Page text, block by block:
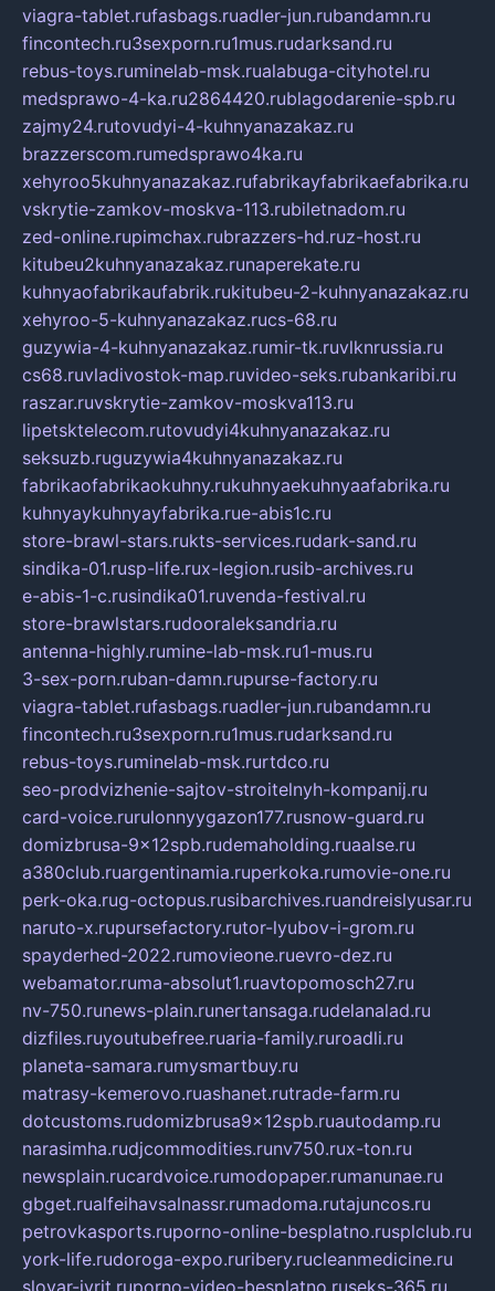
viagra-tablet.rufasbags.ruadler-jun.rubandamn.ru
fincontech.ru3sexporn.ru1mus.rudarksand.ru
rebus-toys.ruminelab-msk.rualabuga-cityhotel.ru
medsprawo-4-ka.ru2864420.rublagodarenie-spb.ru
zajmy24.rutovudyi-4-kuhnyanazakaz.ru
brazzerscom.rumedsprawo4ka.ru
xehyroo5kuhnyanazakaz.rufabrikayfabrikaefabrika.ru
vskrytie-zamkov-moskva-113.rubiletnadom.ru
zed-online.rupimchax.rubrazzers-hd.ruz-host.ru
kitubeu2kuhnyanazakaz.runaperekate.ru
kuhnyaofabrikaufabrik.rukitubeu-2-kuhnyanazakaz.ru
xehyroo-5-kuhnyanazakaz.rucs-68.ru
guzywia-4-kuhnyanazakaz.rumir-tk.ruvlknrussia.ru
cs68.ruvladivostok-map.ruvideo-seks.rubankaribi.ru
raszar.ruvskrytie-zamkov-moskva113.ru
lipetsktelecom.rutovudyi4kuhnyanazakaz.ru
seksuzb.ruguzywia4kuhnyanazakaz.ru
fabrikaofabrikaokuhny.rukuhnyaekuhnyaafabrika.ru
kuhnyaykuhnyayfabrika.rue-abis1c.ru
store-brawl-stars.rukts-services.rudark-sand.ru
sindika-01.rusp-life.rux-legion.rusib-archives.ru
e-abis-1-c.rusindika01.ruvenda-festival.ru
store-brawlstars.rudooraleksandria.ru
antenna-highly.rumine-lab-msk.ru1-mus.ru
3-sex-porn.ruban-damn.rupurse-factory.ru
viagra-tablet.rufasbags.ruadler-jun.rubandamn.ru
fincontech.ru3sexporn.ru1mus.rudarksand.ru
rebus-toys.ruminelab-msk.rurtdco.ru
seo-prodvizhenie-sajtov-stroitelnyh-kompanij.ru
card-voice.rurulonnyygazon177.rusnow-guard.ru
domizbrusa-9x12spb.rudemaholding.ruaalse.ru
a380club.ruargentinamia.ruperkoka.rumovie-one.ru
perk-oka.rug-octopus.rusibarchives.ruandreislyusar.ru
naruto-x.rupursefactory.rutor-lyubov-i-grom.ru
spayderhed-2022.rumovieone.ruevro-dez.ru
webamator.ruma-absolut1.ruavtopomosch27.ru
nv-750.runews-plain.runertansaga.rudelanalad.ru
dizfiles.ruyoutubefree.ruaria-family.ruroadli.ru
planeta-samara.rumysmartbuy.ru
matrasy-kemerovo.ruashanet.rutrade-farm.ru
dotcustoms.rudomizbrusa9x12spb.ruautodamp.ru
narasimha.rudjcommodities.runv750.rux-ton.ru
newsplain.rucardvoice.rumodopaper.rumanunae.ru
gbget.rualfeihavsalnassr.rumadoma.rutajuncos.ru
petrovkasports.ruporno-online-besplatno.rusplclub.ru
york-life.rudoroga-expo.ruribery.rucleanmedicine.ru
slovar-ivrit.ruporno-video-besplatno.ruseks-365.ru